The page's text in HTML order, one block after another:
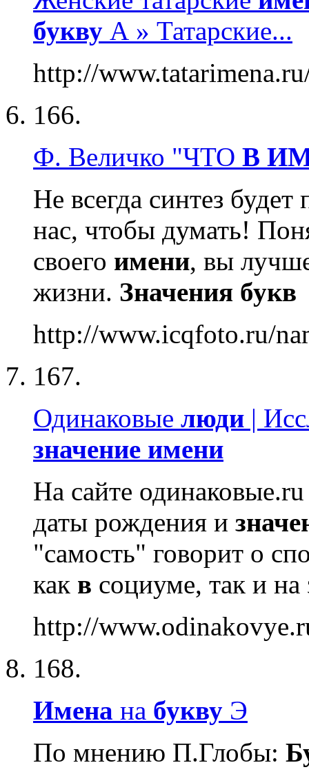
букву А » Татарские...
http://
166.
Ф. Величко "ЧТО В
Не всегда синтез
нас, чтобы думать!
своего имени, вы
жизни. Значения букв
http://www.icqfoto.ru/
167.
Одинаковые люди |
значение имени
На сайте
даты рождения и
"самость" говорит о
как в социуме, так и на
http://
168.
Имена на букву Э
По мнению П.Глобы: